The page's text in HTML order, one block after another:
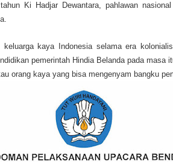
Ki Hadjar Dewantara, pahlawan
keluarga kaya Indonesia selama era
pemerintah Hindia Belanda pada masa
orang kaya yang bisa mengenyam bangku